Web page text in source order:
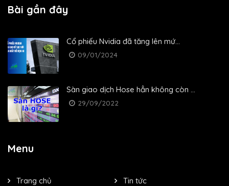
Bài gần đây
Cổ phiếu Nvidia đã tăng lên mứ...
09/01/2024
Sàn giao dịch Hose hẳn không còn ...
29/09/2022
Menu
Trang chủ
Tin tức